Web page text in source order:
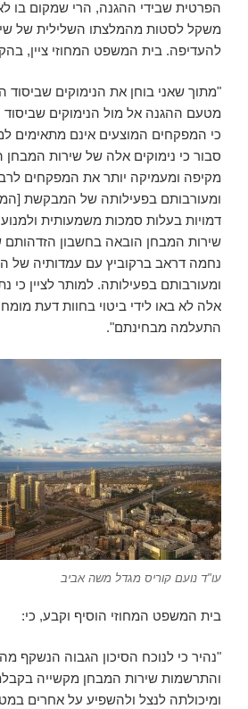
הפרטית שבידי ההגנה, הרי שמקום בו
משקל לסטות מהמלצתו השלילית של
להעדיפה. בית המשפט המחוזי ציין,
"מתוך שאני בוחן את הנימוקים
מטעם ההגנה אל מול הנימוקים
כי המפקחים המוצעים אינם מתאימים
סבור כי נימוקים אלה של שירות
מקיפה ומעמיקה יותר את המפקחים
ומעורבותם בפעילותה של המבקשת
דמויות בעלות סמכות משמעותית
שירות המבחן הובאה בחשבון
נחמה דראב ברקוביץ עם עמדותיה
ומעורבותם בפעילותה. למותר לציין כי
אלה לא באו לידי ביטוי בחוות דעת
התעלמה מבחינתם".
עו"ד נועם קוריס מגדל משה אביב
בית המשפט המחוזי הוסיף וקבע, כי:
"נהיר כי לנוכח הסיכון הגבוה הנשקף
והתרשמות שירות המבחן מקשייה
ומיכולתה לנצל ולהשפיע על אחרים